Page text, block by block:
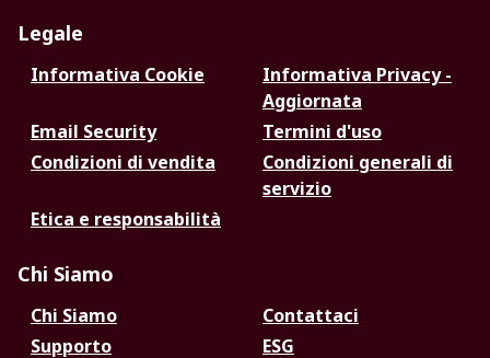
Legale
Informativa Cookie
Informativa Privacy -
Aggiornata
Email Security
Termini d'uso
Condizioni di vendita
Condizioni generali di
servizio
Etica e responsabilità
Chi Siamo
Chi Siamo
Contattaci
Supporto
ESG